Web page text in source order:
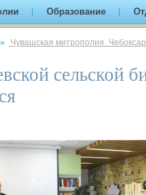
Образование
» Чувашская митрополия.
сельской